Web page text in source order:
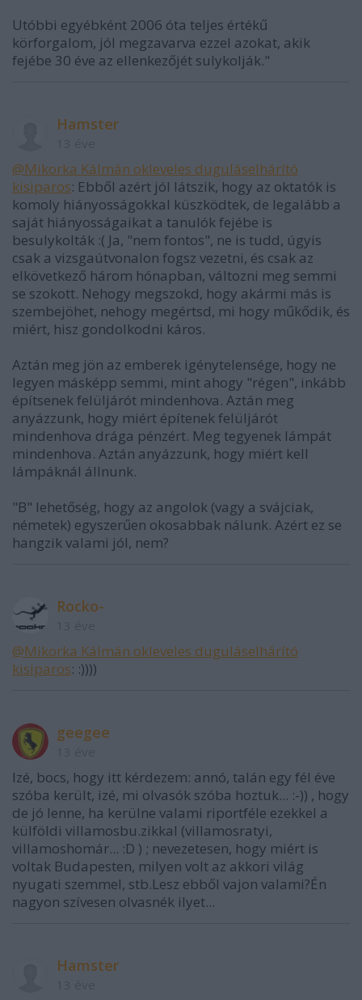
Utóbbi egyébként 2006 óta teljes értékű
körforgalom, jól megzavarva ezzel azokat, akik
fejébe 30 éve az ellenkezőjét sulykolják."
Hamster
@Mikorka Kálmán okleveles duguláselhárító
kisiparos: Ebből azért jól látszik, hogy az oktatók is
komoly hiányosságokkal küszködtek, de legalább a
saját hiányosságaikat a tanulók fejébe is
besulykolták :( Ja, "nem fontos", ne is tudd, úgyis
csak a vizsgaútvonalon fogsz vezetni, és csak az
elkövetkező három hónapban, változni meg semmi
se szokott. Nehogy megszokd, hogy akármi más is
szembejöhet, nehogy megértsd, mi hogy műkődik, és
miért, hisz gondolkodni káros.
Aztán meg jön az emberek igénytelensége, hogy ne
legyen másképp semmi, mint ahogy "régen", inkább
építsenek felüljárót mindenhova. Aztán meg
anyázzunk, hogy miért építenek felüljárót
mindenhova drága pénzért. Meg tegyenek lámpát
mindenhova. Aztán anyázzunk, hogy miért kell
lámpáknál állnunk.
"B" lehetőség, hogy az angolok (vagy a svájciak,
németek) egyszerűen okosabbak nálunk. Azért ez se
hangzik valami jól, nem?
Rocko-
@Mikorka Kálmán okleveles duguláselhárító
kisiparos: :))))
geegee
Izé, bocs, hogy itt kérdezem: annó, talán egy fél éve
szóba került, izé, mi olvasók szóba hoztuk... :-)) , hogy
de jó lenne, ha kerülne valami riportféle ezekkel a
külföldi villamosbu.zikkal (villamosratyi,
villamoshomár... :D ) ; nevezetesen, hogy miért is
voltak Budapesten, milyen volt az akkori világ
nyugati szemmel, stb.Lesz ebből vajon valami?Én
nagyon szívesen olvasnék ilyet...
Hamster